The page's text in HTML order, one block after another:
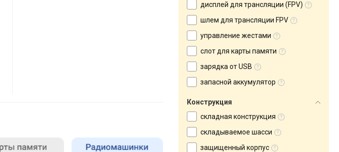
дисплей для трансляции (FPV)
шлем для трансляции FPV
управление жестами
слот для карты памяти
зарядка от USB
запасной аккумулятор
Конструкция
складная конструкция
складываемое шасси
защищенный корпус